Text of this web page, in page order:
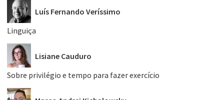
Luís Fernando Veríssimo
Linguiça
Lisiane Cauduro
Sobre privilégio e tempo para fazer exercício